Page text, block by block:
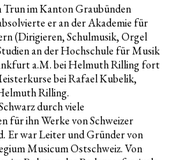
im Kanton Graubünden
er an der Akademie für
(Dirigieren, Schulmusik, Orgel
an der Hochschule für Musik
a.M. bei Helmuth Rilling fort
bei Rafael Kubelik,
Rilling.
durch viele
für ihn Werke von Schweizer
Er war Leiter und Gründer von
Musicum Ostschweiz. Von